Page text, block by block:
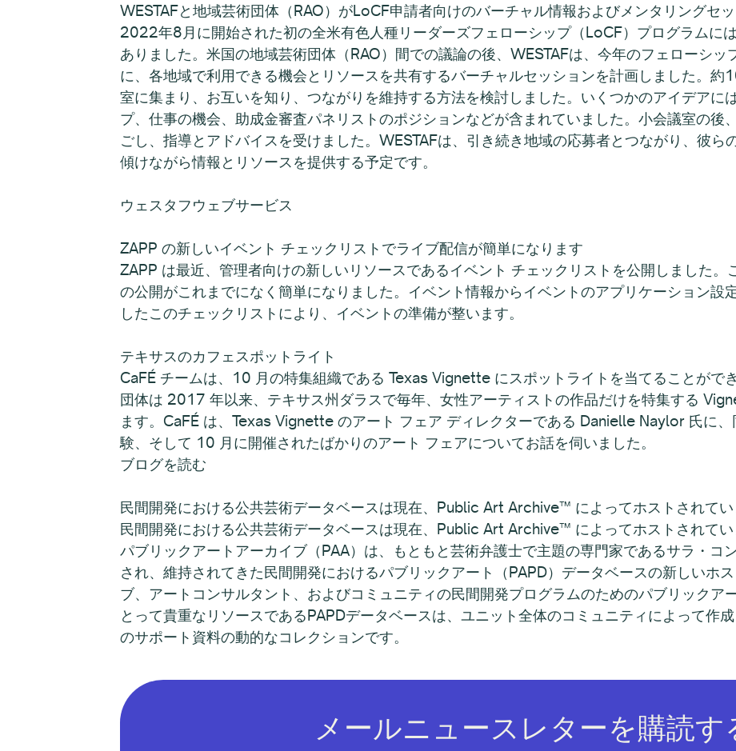
WESTAFと地域芸術団体（RAO）がLoCF申請者向けのバーチャル情報およびメンタリングセ
2022年8月に開始された初の全米有色人種リーダーズフェローシップ（LoCF）プログラムに
ありました。米国の地域芸術団体（RAO）間での議論の後、WESTAFは、今年のフェローシッ
に、各地域で利用できる機会とリソースを共有するバーチャルセッションを計画しました。
室に集まり、お互いを知り、つながりを維持する方法を検討しました。いくつかのアイデアに
プ、仕事の機会、助成金審査パネリストのポジションなどが含まれていました。小会議室の後
ごし、指導とアドバイスを受けました。WESTAFは、引き続き地域の応募者とつながり、彼ら
傾けながら情報とリソースを提供する予定です。
ウェスタフウェブサービス
ZAPP の新しいイベント チェックリストでライブ配信が簡単になります
ZAPP は最近、管理者向けの新しいリソースであるイベント チェックリストを公開しました。
の公開がこれまでになく簡単になりました。イベント情報からイベントのアプリケーション設
したこのチェックリストにより、イベントの準備が整います。
テキサスのカフェスポットライト
CaFÉ チームは、10 月の特集組織である Texas Vignette にスポットライトを当てることがで
団体は 2017 年以来、テキサス州ダラスで毎年、女性アーティストの作品だけを特集する
ます。CaFÉ は、Texas Vignette のアート フェア ディレクターである Danielle Naylor 氏に
験、そして 10 月に開催されたばかりのアート フェアについてお話を伺いました。
ブログを読む
民間開発における公共芸術データベースは現在、Public Art Archive™ によってホストされて
民間開発における公共芸術データベースは現在、Public Art Archive™ によってホストされて
パブリックアートアーカイブ（PAA）は、もともと芸術弁護士で主題の専門家であるサラ・コ
され、維持されてきた民間開発におけるパブリックアート（PAPD）データベースの新しいホ
ブ、アートコンサルタント、およびコミュニティの民間開発プログラムのためのパブリックア
とって貴重なリソースであるPAPDデータベースは、ユニット全体のコミュニティによって作
のサポート資料の動的なコレクションです。
メールニュースレターを購読す